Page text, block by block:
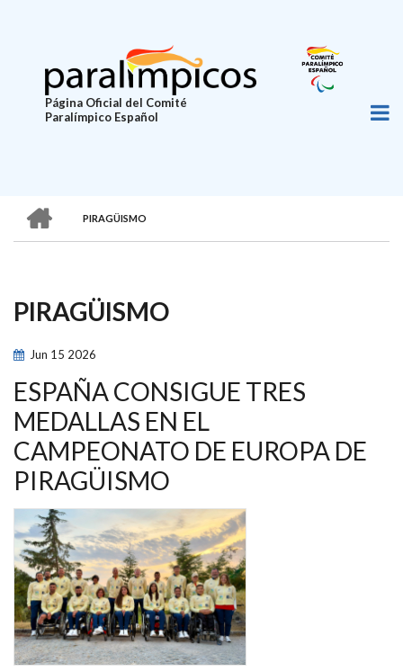
principal
Página Oficial del Comité
Paralímpico Español
SOBRESCRIBIR
DE
AYUDA
A
LA
NAVEGACIÓN
PIRAGÜISMO
PIRAGÜISMO
Jun 15 2026
ESPAÑA CONSIGUE TRES
MEDALLAS EN EL
CAMPEONATO DE EUROPA DE
PIRAGÜISMO